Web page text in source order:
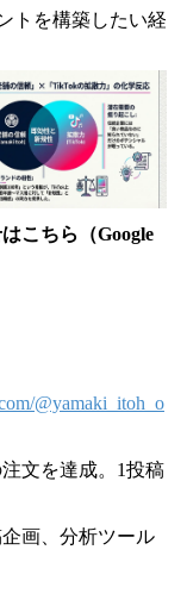
トを構築したい経
こちら（Google
@yamaki_itoh_o
文を達成。1投稿
画、分析ツール